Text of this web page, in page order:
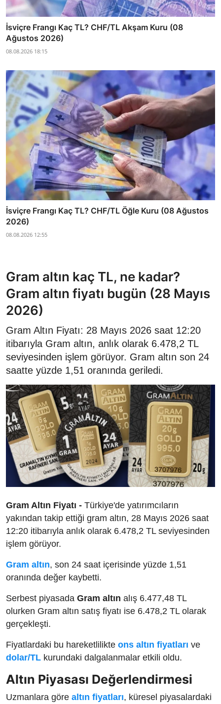
İsviçre Frangı Kaç TL? CHF/TL Akşam Kuru (08
Ağustos 2026)
08.08.2026 18:15
İsviçre Frangı Kaç TL? CHF/TL Öğle Kuru (08 Ağustos
2026)
08.08.2026 12:55
Gram altın kaç TL, ne kadar?
Gram altın fiyatı bugün (28 Mayıs
2026)
Gram Altın Fiyatı: 28 Mayıs 2026 saat 12:20
itibarıyla Gram altın, anlık olarak 6.478,2 TL
seviyesinden işlem görüyor. Gram altın son 24
saatte yüzde 1,51 oranında geriledi.
Gram Altın Fiyatı - Türkiye'de yatırımcıların
yakından takip ettiği gram altın, 28 Mayıs 2026 saat
12:20 itibarıyla anlık olarak 6.478,2 TL seviyesinden
işlem görüyor.
Gram altın, son 24 saat içerisinde yüzde 1,51
oranında değer kaybetti.
Serbest piyasada Gram altın alış 6.477,48 TL
olurken Gram altın satış fiyatı ise 6.478,2 TL olarak
gerçekleşti.
Fiyatlardaki bu hareketlilikte ons altın fiyatları ve
dolar/TL kurundaki dalgalanmalar etkili oldu.
Altın Piyasası Değerlendirmesi
Uzmanlara göre altın fiyatları, küresel piyasalardaki